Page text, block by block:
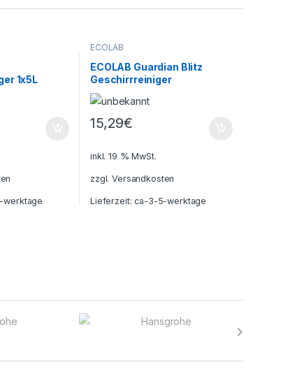
1x5L
ECOLAB
ECOLAB Guardian Blitz
Geschirrreiniger
15,29€
inkl. 19 % MwSt.
zzgl.Versandkosten
Lieferzeit:ca-3-5-werktage